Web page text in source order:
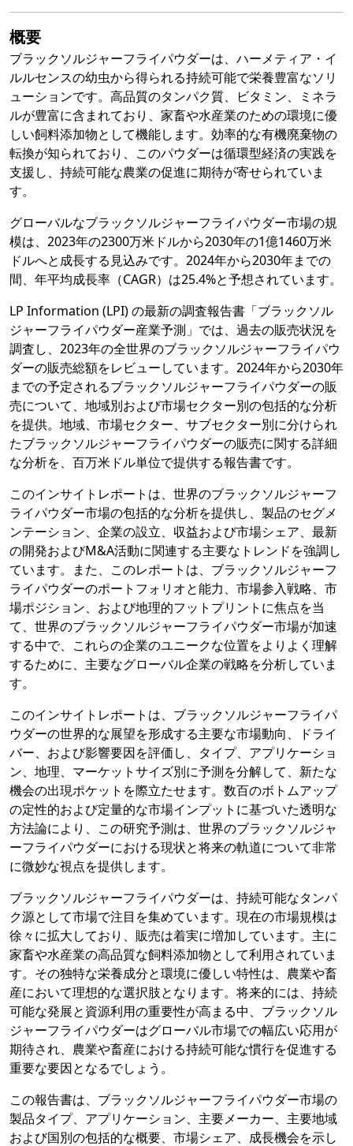
概要
ブラックソルジャーフライパウダーは、ハーメティア・イ
ルルセンスの幼虫から得られる持続可能で栄養豊富なソリ
ューションです。高品質のタンパク質、ビタミン、ミネラ
ルが豊富に含まれており、家畜や水産業のための環境に優
しい飼料添加物として機能します。効率的な有機廃棄物の
転換が知られており、このパウダーは循環型経済の実践を
支援し、持続可能な農業の促進に期待が寄せられていま
す。
グローバルなブラックソルジャーフライパウダー市場の規
模は、2023年の2300万米ドルから2030年の1億1460万米
ドルへと成長する見込みです。2024年から2030年までの
間、年平均成長率（CAGR）は25.4%と予想されています。
LP Information (LPI) の最新の調査報告書「ブラックソル
ジャーフライパウダー産業予測」では、過去の販売状況を
調査し、2023年の全世界のブラックソルジャーフライパウ
ダーの販売総額をレビューしています。2024年から2030年
までの予定されるブラックソルジャーフライパウダーの販
売について、地域別および市場セクター別の包括的な分析
を提供。地域、市場セクター、サブセクター別に分けられ
たブラックソルジャーフライパウダーの販売に関する詳細
な分析を、百万米ドル単位で提供する報告書です。
このインサイトレポートは、世界のブラックソルジャーフ
ライパウダー市場の包括的な分析を提供し、製品のセグメ
ンテーション、企業の設立、収益および市場シェア、最新
の開発およびM&A活動に関連する主要なトレンドを強調し
ています。また、このレポートは、ブラックソルジャーフ
ライパウダーのポートフォリオと能力、市場参入戦略、市
場ポジション、および地理的フットプリントに焦点を当
て、世界のブラックソルジャーフライパウダー市場が加速
する中で、これらの企業のユニークな位置をよりよく理解
するために、主要なグローバル企業の戦略を分析していま
す。
このインサイトレポートは、ブラックソルジャーフライパ
ウダーの世界的な展望を形成する主要な市場動向、ドライ
バー、および影響要因を評価し、タイプ、アプリケーショ
ン、地理、マーケットサイズ別に予測を分解して、新たな
機会の出現ポケットを際立たせます。数百のボトムアップ
の定性的および定量的な市場インプットに基づいた透明な
方法論により、この研究予測は、世界のブラックソルジャ
ーフライパウダーにおける現状と将来の軌道について非常
に微妙な視点を提供します。
ブラックソルジャーフライパウダーは、持続可能なタンパ
ク源として市場で注目を集めています。現在の市場規模は
徐々に拡大しており、販売は着実に増加しています。主に
家畜や水産業の高品質な飼料添加物として利用されていま
す。その独特な栄養成分と環境に優しい特性は、農業や畜
産において理想的な選択肢となります。将来的には、持続
可能な発展と資源利用の重要性が高まる中、ブラックソル
ジャーフライパウダーはグローバル市場での幅広い応用が
期待され、農業や畜産における持続可能な慣行を促進する
重要な要因となるでしょう。
この報告書は、ブラックソルジャーフライパウダー市場の
製品タイプ、アプリケーション、主要メーカー、主要地域
および国別の包括的な概要、市場シェア、成長機会を示し